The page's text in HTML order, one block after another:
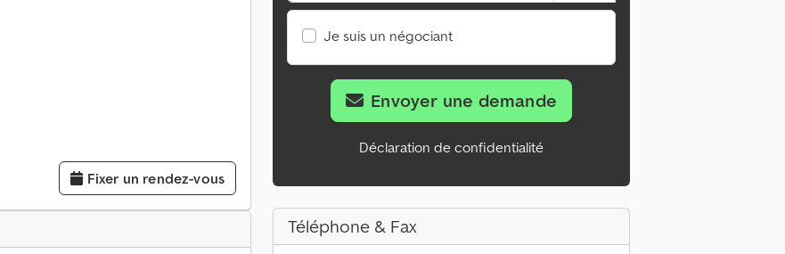
Fixer un rendez-vous
Je suis un négociant
Envoyer une demande
Déclaration de confidentialité
Téléphone & Fax